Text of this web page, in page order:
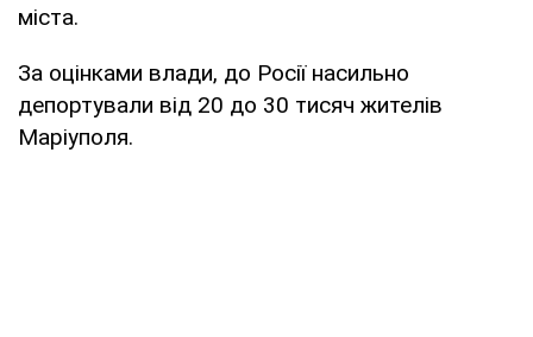
міста.
За оцінками влади, до Росії насильно
депортували від 20 до 30 тисяч жителів
Маріуполя.